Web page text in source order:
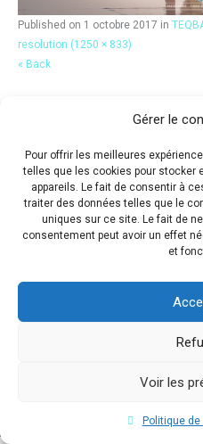
Gérer le
Pour offrir les meilleures
telles que les cookies pour stocker
appareils. Le fait de consentir à
traiter des données telles que le
uniques sur ce site. Le fait de
consentement peut avoir un effet
et
Voir les
Politique
Published on 1 octobre 2017 in
resolution (1250 × 833)
« Back
Copyright © 2017 Flavio Da